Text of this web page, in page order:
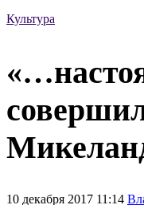
Культура
10 декабря 2017 11:14